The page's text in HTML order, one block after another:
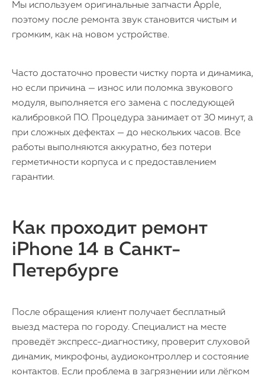
Мы используем оригинальные запчасти Apple,
поэтому после ремонта звук становится чистым и
громким, как на новом устройстве.
Часто достаточно провести чистку порта и динамика,
но если причина — износ или поломка звукового
модуля, выполняется его замена с последующей
калибровкой ПО. Процедура занимает от 30 минут, а
при сложных дефектах — до нескольких часов. Все
работы выполняются аккуратно, без потери
герметичности корпуса и с предоставлением
гарантии.
Как проходит ремонт
iPhone 14 в Санкт-
Петербурге
После обращения клиент получает бесплатный
выезд мастера по городу. Специалист на месте
проведёт экспресс-диагностику, проверит слуховой
динамик, микрофоны, аудиоконтроллер и состояние
контактов. Если проблема в загрязнении или лёгком